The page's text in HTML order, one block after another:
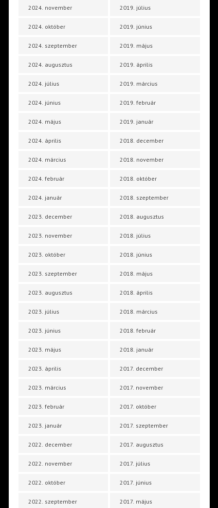
2024. november
2024. október
2024. szeptember
2024. augusztus
2024. július
2024. június
2024. május
2024. április
2024. március
2024. február
2024. január
2023. december
2023. november
2023. október
2023. szeptember
2023. augusztus
2023. július
2023. június
2023. május
2023. április
2023. március
2023. február
2023. január
2022. december
2022. november
2022. október
2022. szeptember
2019. július
2019. június
2019. május
2019. április
2019. március
2019. február
2019. január
2018. december
2018. november
2018. október
2018. szeptember
2018. augusztus
2018. július
2018. június
2018. május
2018. április
2018. március
2018. február
2018. január
2017. december
2017. november
2017. október
2017. szeptember
2017. augusztus
2017. július
2017. június
2017. május